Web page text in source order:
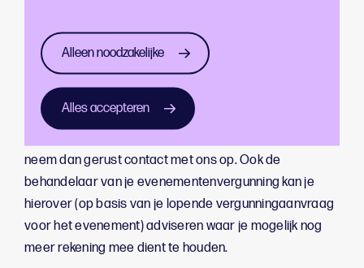
Alleen noodzakelijke
Alles accepteren
Beleidsregel Evenementenmarkten
bijvoorbeeld over het maximum aantal markten in een
bepaald gebied. En over welke kraampjes er staan.
Naast deze top 6 zijn voor jouw evenement mogelijk
neem dan gerust contact met ons op. Ook de
behandelaar van je evenementenvergunning kan je
hierover (op basis van je lopende vergunningaanvraag
voor het evenement) adviseren waar je mogelijk nog
meer rekening mee dient te houden.